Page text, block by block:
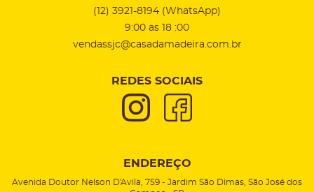
(12) 3921-8194 (WhatsApp)
9:00 as 18 :00
vendassjc@casadamadeira.com.br
REDES SOCIAIS
ENDEREÇO
Avenida Doutor Nelson D'Avila, 759 - Jardim São Dimas, São José dos